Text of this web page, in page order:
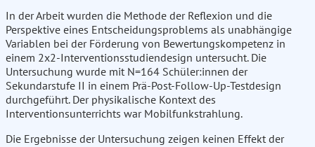
In der Arbeit wurden die Methode der Reflexion und die
Perspektive eines Entscheidungsproblems als unabhängige
Variablen bei der Förderung von Bewertungskompetenz in
einem 2x2-Interventionsstudiendesign untersucht. Die
Untersuchung wurde mit N=164 Schüler:innen der
Sekundarstufe II in einem Prä-Post-Follow-Up-Testdesign
durchgeführt. Der physikalische Kontext des
Interventionsunterrichts war Mobilfunkstrahlung.
Die Ergebnisse der Untersuchung zeigen keinen Effekt der